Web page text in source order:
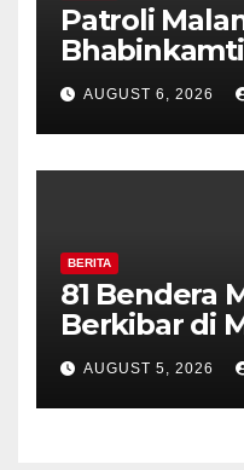
Patroli
Pilar
Perkuat
Diajak
AUGUST 6, 2026
BERITA
81 Bendera
Berkibar di
Timpik
HUT ke-81
AUGUST 5, 2026